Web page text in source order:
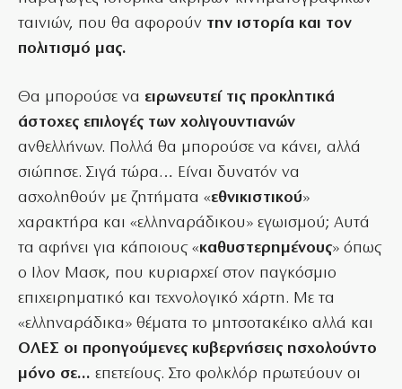
ταινιών, που θα αφορούν την ιστορία και τον
πολιτισμό μας.
Θα μπορούσε να ειρωνευτεί τις προκλητικά
άστοχες επιλογές των χολιγουντιανών
ανθελλήνων. Πολλά θα μπορούσε να κάνει, αλλά
σιώπησε. Σιγά τώρα… Είναι δυνατόν να
ασχοληθούν με ζητήματα «εθνικιστικού»
χαρακτήρα και «ελληναράδικου» εγωισμού; Αυτά
τα αφήνει για κάποιους «καθυστερημένους» όπως
ο Ιλον Μασκ, που κυριαρχεί στον παγκόσμιο
επιχειρηματικό και τεχνολογικό χάρτη. Με τα
«ελληναράδικα» θέματα το μητσοτακέικο αλλά και
ΟΛΕΣ οι προηγούμενες κυβερνήσεις ησχολούντο
μόνο σε… επετείους. Στο φολκλόρ πρωτεύουν οι